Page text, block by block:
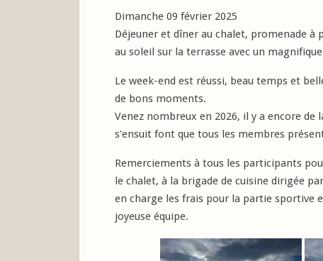
Dimanche 09 février 2025
Déjeuner et dîner au chalet, promenade à
au soleil sur la terrasse avec un
Le week-end est réussi, beau temps et
de bons moments.
Venez nombreux en 2026, il y a encore
s'ensuit font que tous les membres
Remerciements à tous les participants
le chalet, à la brigade de cuisine dirigée
en charge les frais pour la partie sportive
joyeuse équipe.